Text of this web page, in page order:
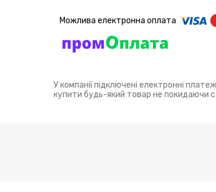
У компанії підключені електронні
купити будь-який товар не покидаючи